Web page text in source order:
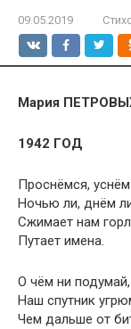
09.05.2019
Мария
1942 ГОД
Проснёмся,
Ночью ли, днём
Сжимает нам
Путает имена.
О чём ни
Наш спутник
Чем дальше от